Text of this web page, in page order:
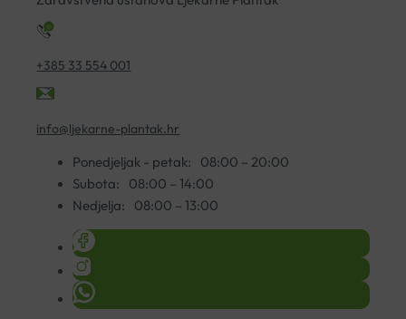
+385 33 554 001
info@ljekarne-plantak.hr
Ponedjeljak - petak:
08:00 – 20:00
Subota:
08:00 – 14:00
Nedjelja:
08:00 – 13:00